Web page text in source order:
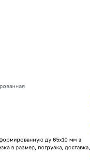
ду 65х10 мм в
в размер, погрузка, доставка,